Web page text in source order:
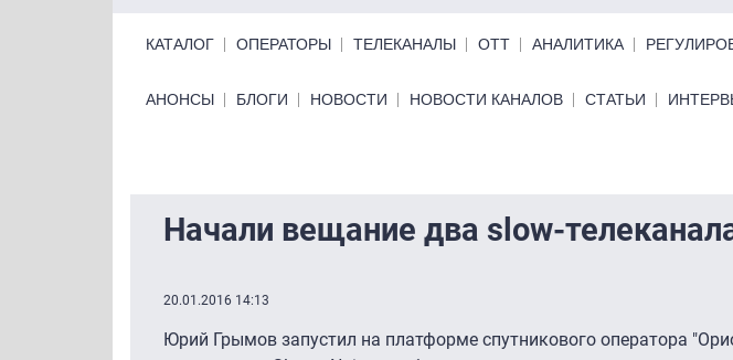
КАТАЛОГ ОПЕРАТОРЫ ТЕЛЕКАНАЛЫ ОТТ АНАЛИТИКА
Primary links bottom
АНОНСЫ БЛОГИ НОВОСТИ НОВОСТИ КАНАЛОВ СТАТЬИ
Начали вещание два slow-
20.01.2016 14:13
Юрий Грымов запустил на платформе спутникового оператора